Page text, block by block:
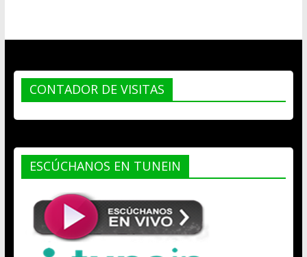
CONTADOR DE VISITAS
ESCÚCHANOS EN TUNEIN